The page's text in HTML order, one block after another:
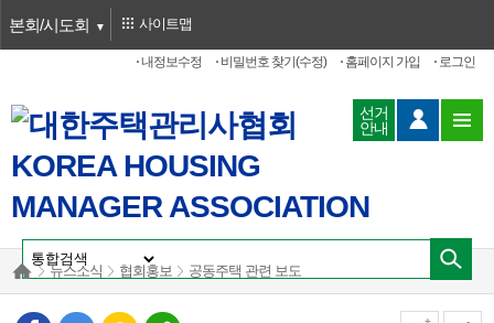
본회/시도회
로그인
홈페이지 가입
비밀번호 찾기(수정)
내정보수정
사이트맵
선거
안내
뉴스소식 협회홍보 공동주택 관련 보도